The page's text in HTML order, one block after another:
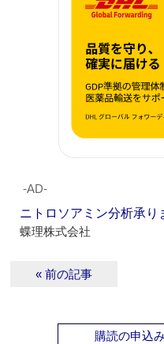
‐AD‐
ニトロソアミン分析承
蝶理株式会社
« 前の記事
購読の申込